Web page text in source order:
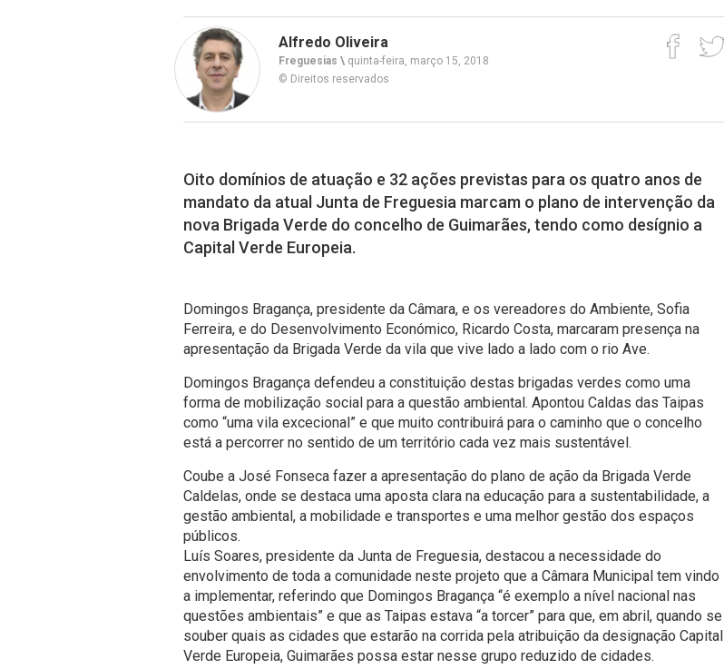
Alfredo Oliveira
Freguesias \ quinta-feira, março 15, 2018
© Direitos reservados
Oito domínios de atuação e 32 ações previstas para os quatro anos de
mandato da atual Junta de Freguesia marcam o plano de intervenção da
nova Brigada Verde do concelho de Guimarães, tendo como desígnio a
Capital Verde Europeia.
Domingos Bragança, presidente da Câmara, e os vereadores do Ambiente, Sofia
Ferreira, e do Desenvolvimento Económico, Ricardo Costa, marcaram presença na
apresentação da Brigada Verde da vila que vive lado a lado com o rio Ave.
Domingos Bragança defendeu a constituição destas brigadas verdes como uma
forma de mobilização social para a questão ambiental. Apontou Caldas das Taipas
como “uma vila excecional” e que muito contribuirá para o caminho que o concelho
está a percorrer no sentido de um território cada vez mais sustentável.
Coube a José Fonseca fazer a apresentação do plano de ação da Brigada Verde
Caldelas, onde se destaca uma aposta clara na educação para a sustentabilidade, a
gestão ambiental, a mobilidade e transportes e uma melhor gestão dos espaços
públicos.
Luís Soares, presidente da Junta de Freguesia, destacou a necessidade do
envolvimento de toda a comunidade neste projeto que a Câmara Municipal tem vindo
a implementar, referindo que Domingos Bragança “é exemplo a nível nacional nas
questões ambientais” e que as Taipas estava “a torcer” para que, em abril, quando se
souber quais as cidades que estarão na corrida pela atribuição da designação Capital
Verde Europeia, Guimarães possa estar nesse grupo reduzido de cidades.